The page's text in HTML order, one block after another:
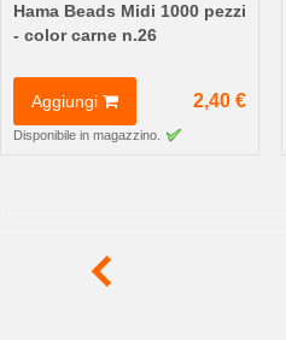
Hama Beads Midi 1000 pezzi
- color carne n.26
Aggiungi 2,40 €
Disponibile in magazzino.